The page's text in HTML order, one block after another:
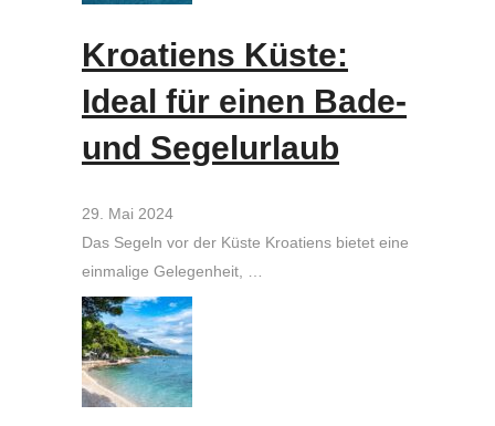
Kroatiens Küste:
Ideal für einen Bade-
und Segelurlaub
29. Mai 2024
Das Segeln vor der Küste Kroatiens bietet eine
einmalige Gelegenheit, …